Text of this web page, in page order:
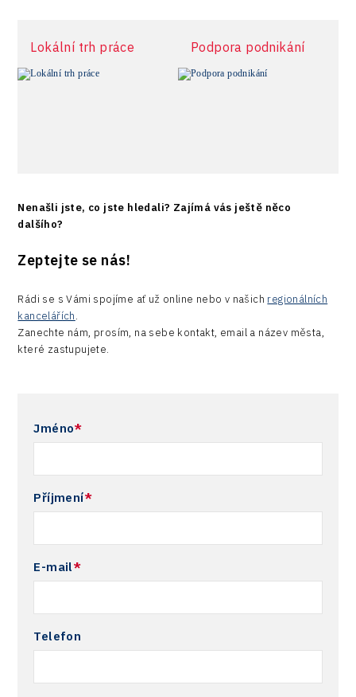
Lokální trh práce Podpora podnikání
Nenašli jste, co jste hledali? Zajímá vás ještě něco
dalšího?
Zeptejte se nás!
Rádi se s Vámi spojíme ať už online nebo v našich regionálních
kancelářích.
Zanechte nám, prosím, na sebe kontakt, email a název města,
které zastupujete.
Jméno*
Příjmení*
E-mail*
Telefon